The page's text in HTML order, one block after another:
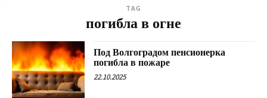
TAG
погибла в огне
Под Волгоградом пенсионерка
погибла в пожаре
22.10.2025